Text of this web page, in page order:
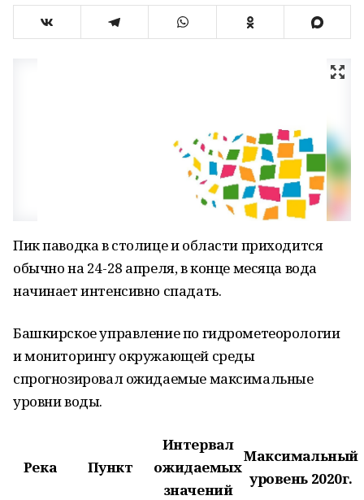
Пик паводка в столице и области приходится
обычно на 24-28 апреля, в конце месяца вода
начинает интенсивно спадать.
Башкирское управление по гидрометеорологии
и мониторингу окружающей среды
спрогнозировал ожидаемые максимальные
уровни воды.
Река Пункт
Интервал
ожидаемых
значений
Максимальный
уровень 2020г.